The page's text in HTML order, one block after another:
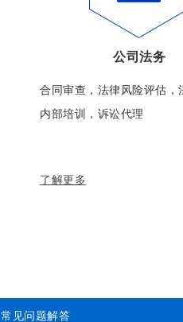
公司法务
合同审查，法律风险评估，
内部培训，诉讼代理
了解更多
常见问题解答